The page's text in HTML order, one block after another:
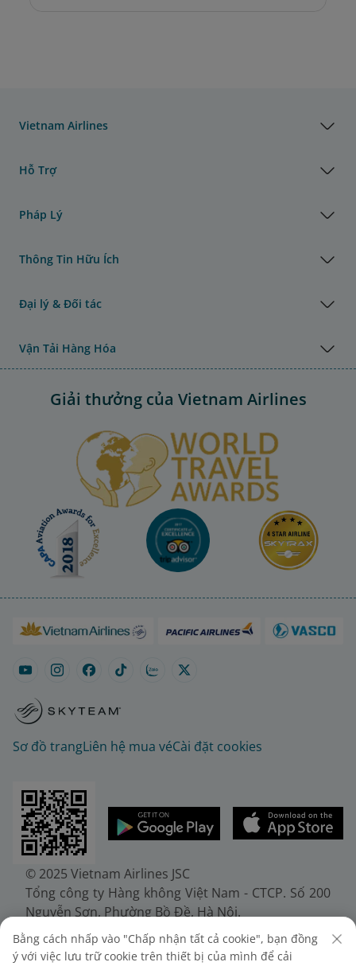
Vietnam Airlines
Hỗ Trợ
Pháp Lý
Thông Tin Hữu Ích
Đại lý & Đối tác
Vận Tải Hàng Hóa
Giải thưởng của Vietnam Airlines
Sơ đồ trangLiên hệ mua véCài đặt cookies
© 2025 Vietnam Airlines JSC
Tổng công ty Hàng không Việt Nam - CTCP. Số 200
Nguyễn Sơn, Phường Bồ Đề, Hà Nội.
Điện thoại: (+84-24) 38272289. Fax: (+84-24)
38722375
Bằng cách nhấp vào "Chấp nhận tất cả cookie", bạn đồng
ý với việc lưu trữ cookie trên thiết bị của mình để cải